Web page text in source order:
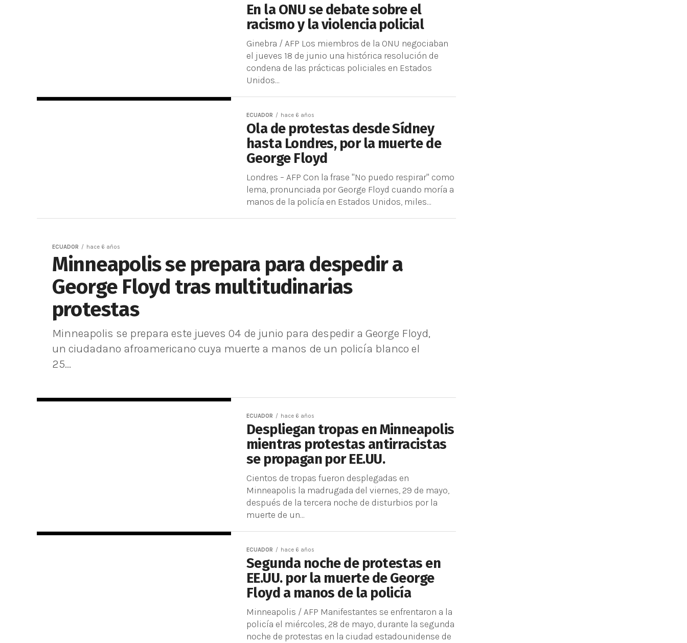
En la ONU se debate sobre el
racismo y la violencia policial
Ginebra / AFP Los miembros de la ONU negociaban
el jueves 18 de junio una histórica resolución de
condena de las prácticas policiales en Estados
Unidos...
ECUADOR hace 6 años
Ola de protestas desde Sídney
hasta Londres, por la muerte de
George Floyd
Londres – AFP Con la frase "No puedo respirar" como
lema, pronunciada por George Floyd cuando moría a
manos de la policía en Estados Unidos, miles...
ECUADOR hace 6 años
Minneapolis se prepara para despedir a
George Floyd tras multitudinarias
protestas
Minneapolis se prepara este jueves 04 de junio para despedir a George Floyd,
un ciudadano afroamericano cuya muerte a manos de un policía blanco el
25...
ECUADOR hace 6 años
Despliegan tropas en Minneapolis
mientras protestas antirracistas
se propagan por EE.UU.
Cientos de tropas fueron desplegadas en
Minneapolis la madrugada del viernes, 29 de mayo,
después de la tercera noche de disturbios por la
muerte de un...
ECUADOR hace 6 años
Segunda noche de protestas en
EE.UU. por la muerte de George
Floyd a manos de la policía
Minneapolis / AFP Manifestantes se enfrentaron a la
policía el miércoles, 28 de mayo, durante la segunda
noche de protestas en la ciudad estadounidense de